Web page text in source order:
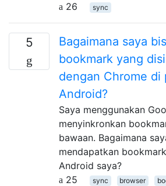
26 sync
5
Bagaimana saya
bookmark yang
dengan Chrome di
Android?
Saya menggunakan
menyinkronkan
bawaan. Bagaimana
mendapatkan
Android saya?
25
sync browser